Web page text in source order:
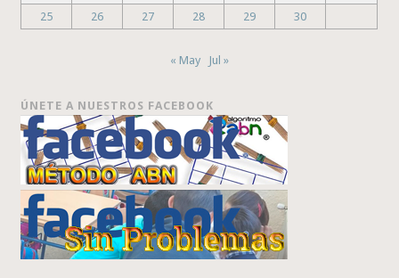
25
26 27 28 29 30
« May Jul »
ÚNETE A NUESTROS FACEBOOK